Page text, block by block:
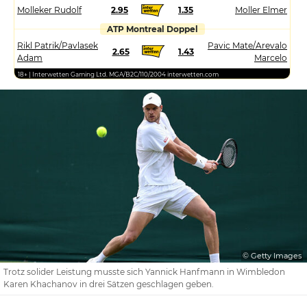
Molleker Rudolf 2.95 1.35
Moller Elmer
ATP Montreal Doppel
Rikl Patrik/Pavlasek
Adam
2.65 1.43
Pavic Mate/Arevalo
Marcelo
18+ | Interwetten Gaming Ltd. MGA/B2C/110/2004 interwetten.com
© Getty Images
Trotz solider Leistung musste sich Yannick Hanfmann in Wimbledon
Karen Khachanov in drei Sätzen geschlagen geben.